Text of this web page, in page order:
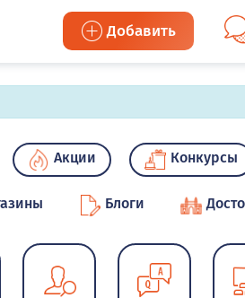
Добавить
Акции Конкурсы
Блоги